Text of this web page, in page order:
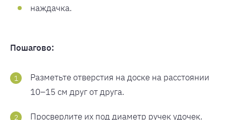
наждачка.
Пошагово:
Разметьте отверстия на доске на расстоянии
10–15 см друг от друга.
Просверлите их под диаметр ручек удочек.